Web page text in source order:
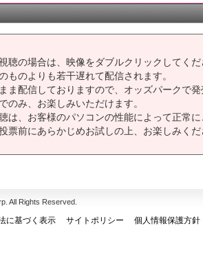
聴の場合は、映像をダブルクリックしてく
ものよりも若干遅れて配信されます。
ま配信しておりますので、オッズパークで
のみ、お楽しみいただけます。
は、お客様のパソコンの性能によって正常
票前にあらかじめお試しの上、お楽しみく
All Rights Reserved.
に基づく表示 サイトポリシー
個人情報保護方針